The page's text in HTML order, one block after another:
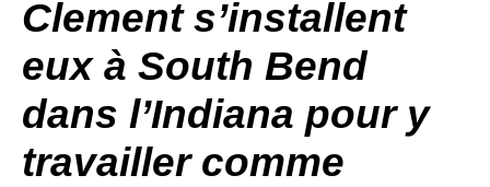
Clement s’installent
eux à South Bend
dans l’Indiana pour y
travailler comme